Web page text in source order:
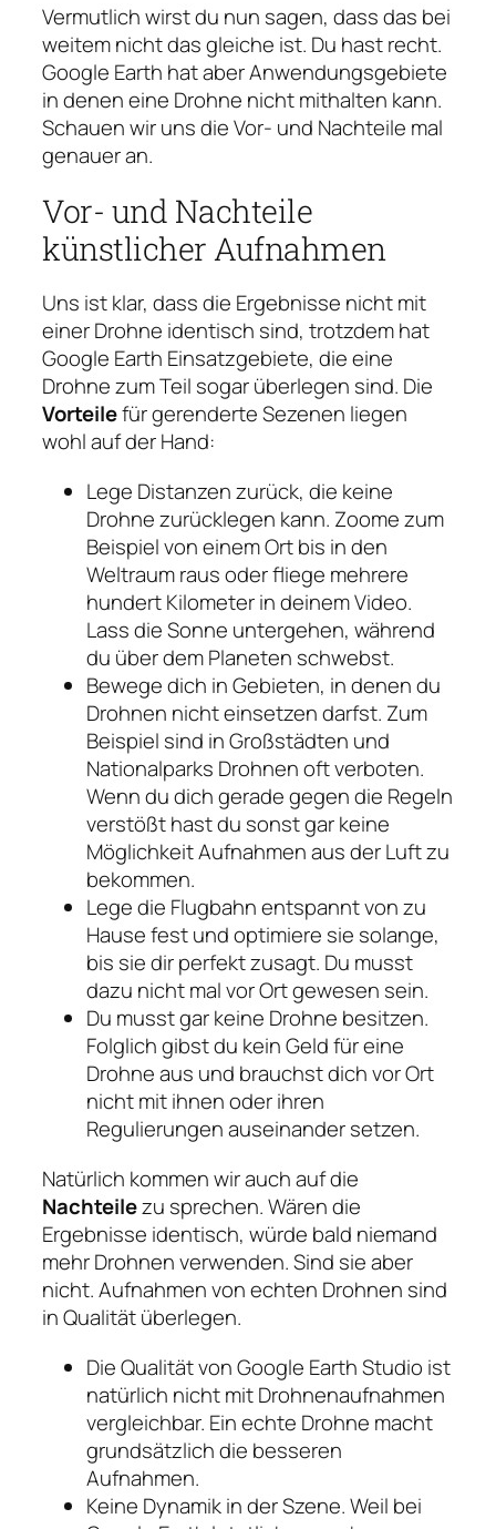
Vermutlich wirst du nun sagen, dass das bei
weitem nicht das gleiche ist. Du hast recht.
Google Earth hat aber Anwendungsgebiete
in denen eine Drohne nicht mithalten kann.
Schauen wir uns die Vor- und Nachteile mal
genauer an.
Vor- und Nachteile
künstlicher Aufnahmen
Uns ist klar, dass die Ergebnisse nicht mit
einer Drohne identisch sind, trotzdem hat
Google Earth Einsatzgebiete, die eine
Drohne zum Teil sogar überlegen sind. Die
Vorteilefür gerenderte Sezenen liegen
wohl auf der Hand:
Lege Distanzen zurück, die keine
Drohne zurücklegen kann. Zoome zum
Beispiel von einem Ort bis in den
Weltraum raus oder fliege mehrere
hundert Kilometer in deinem Video.
Lass die Sonne untergehen, während
du über dem Planeten schwebst.
Bewege dich in Gebieten, in denen du
Drohnen nicht einsetzen darfst. Zum
Beispiel sind in Großstädten und
Nationalparks Drohnen oft verboten.
Wenn du dich gerade gegen die Regeln
verstößt hast du sonst gar keine
Möglichkeit Aufnahmen aus der Luft zu
bekommen.
Lege die Flugbahn entspannt von zu
Hause fest und optimiere sie solange,
bis sie dir perfekt zusagt. Du musst
dazu nicht mal vor Ort gewesen sein.
Du musst gar keine Drohne besitzen.
Folglich gibst du kein Geld für eine
Drohne aus und brauchst dich vor Ort
nicht mit ihnen oder ihren
Regulierungen auseinander setzen.
Natürlich kommen wir auch auf die
Nachteilezu sprechen. Wären die
Ergebnisse identisch, würde bald niemand
mehr Drohnen verwenden. Sind sie aber
nicht. Aufnahmen von echten Drohnen sind
in Qualität überlegen.
Die Qualität von Google Earth Studio ist
natürlich nicht mit Drohnenaufnahmen
vergleichbar. Ein echte Drohne macht
grundsätzlich die besseren
Aufnahmen.
Keine Dynamik in der Szene. Weil bei